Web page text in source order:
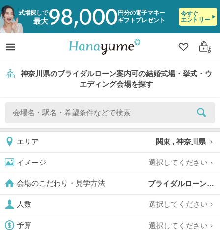
式場探しで
最大98,000 円分の電子マネー
ギフトプレゼント
今すぐ
エントリー
クリップ
ログ
神奈川県のブライダルローン案内可の結婚式場・挙式・ウ
エディング会場を探す
エリア 関東 , 神奈川県
イメージ 選択してください
会場のこだわり・見学方法 ブライダルローン案内可,
人数 選択してください
予算 選択してください